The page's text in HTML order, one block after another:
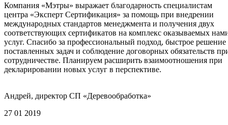
Компания «Мэтры» выражает благодарность специалистам
центра «Эксперт Сертификация» за помощь при внедрении
международных стандартов менеджмента и получения двух
соответствующих сертификатов на комплекс оказываемых
услуг. Спасибо за профессиональный подход, быстрое решение
поставленных задач и соблюдение договорных обязательств
сотрудничестве. Планируем расширить взаимоотношения при
декларировании новых услуг в перспективе.
Андрей, директор СП «Деревообработка»
27 01 2019